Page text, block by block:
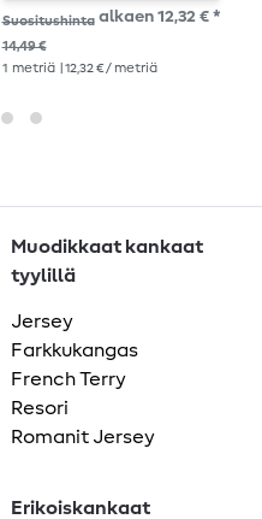
Suositushinta
14,49 €
alkaen 12,32 € *
1 metriä | 12,32 € / metriä
Muodikkaat kankaat
tyylillä
Jersey
Farkkukangas
French Terry
Resori
Romanit Jersey
Erikoiskankaat